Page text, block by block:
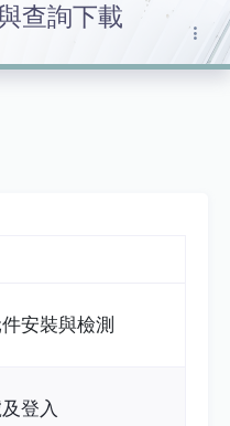
查詢下載
安裝與檢測
登入